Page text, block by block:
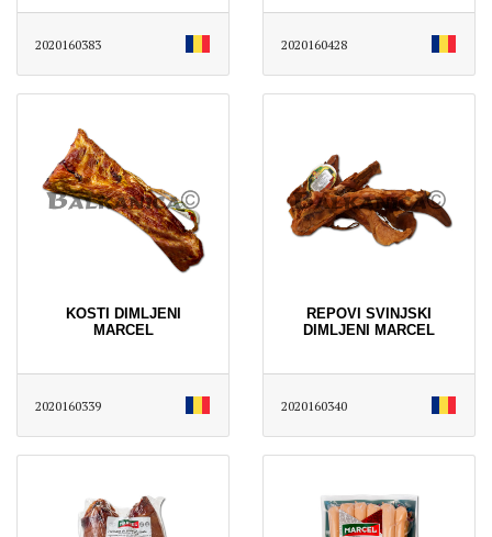
2020160383 2020160428
KOSTI DIMLJENI
MARCEL
2020160339
REPOVI SVINJSKI
DIMLJENI MARCEL
2020160340